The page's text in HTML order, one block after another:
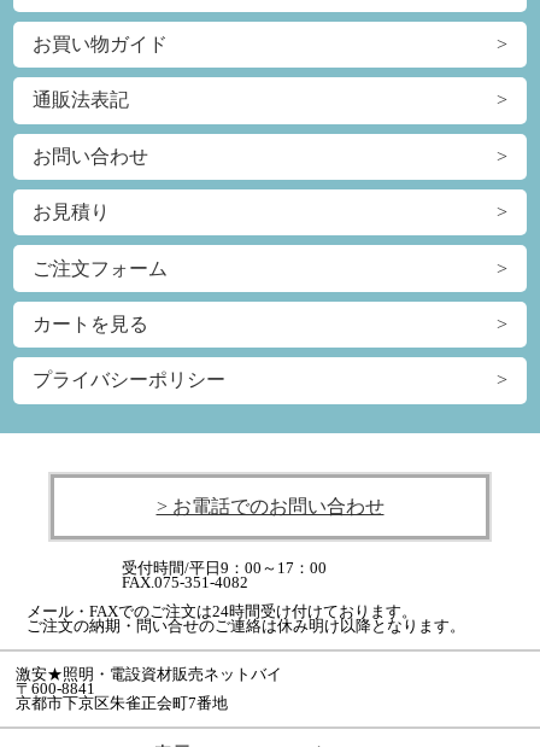
お買い物ガイド
通販法表記
お問い合わせ
お見積り
ご注文フォーム
カートを見る
プライバシーポリシー
> お電話でのお問い合わせ
受付時間/平日9：00～17：00
FAX.075-351-4082
メール・FAXでのご注文は24時間受け付けております。
ご注文の納期・問い合せのご連絡は休み明け以降となります。
激安★照明・電設資材販売ネットバイ
〒600-8841
京都市下京区朱雀正会町7番地